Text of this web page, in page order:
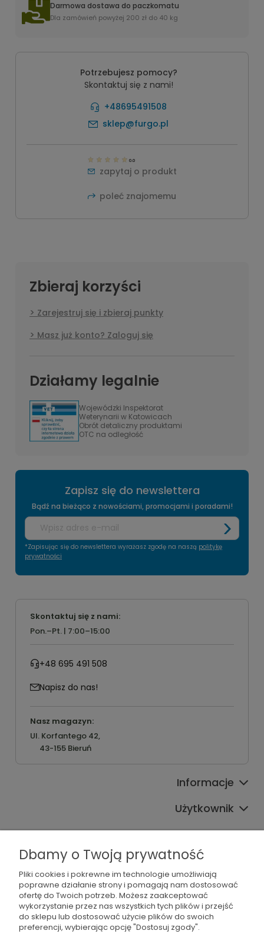
Darmowa dostawa do paczkomatu
Dla zamówień powyżej 200 zł do 40 kg
Potrzebujesz pomocy?
Skontaktuj się z nami!
+48695491508
sklep@furgo.pl
0.0
zapytaj o produkt
poleć znajomemu
Zbieraj korzyści
Zarejestruj się i zbieraj punkty
Masz już konto? Zaloguj się
Działamy legalnie
Wojewódzki Inspektorat
Weterynarii w Katowicach
Obrót detaliczny produktami
OTC na odległość
Zapisz się do newslettera
Bądź na bieżąco z nowościami, promocjami i poradami!
*Zapisując się do newslettera wyrażasz zgodę na naszą politykę
prywatności
Skontaktuj się z nami:
Pon.–Pt. | 7:00–15:00
+48 695 491 508
Napisz do nas!
Nasz magazyn:
Ul. Korfantego 42,
43-155 Bieruń
Informacje
Użytkownik
Pomoc
Oferta
Sprawdź również
Dbamy o Twoją prywatność
Pliki cookies i pokrewne im technologie umożliwiają
poprawne działanie strony i pomagają nam dostosować
ofertę do Twoich potrzeb. Możesz zaakceptować
wykorzystanie przez nas wszystkich tych plików i przejść
do sklepu lub dostosować użycie plików do swoich
preferencji, wybierając opcję "Dostosuj zgody".